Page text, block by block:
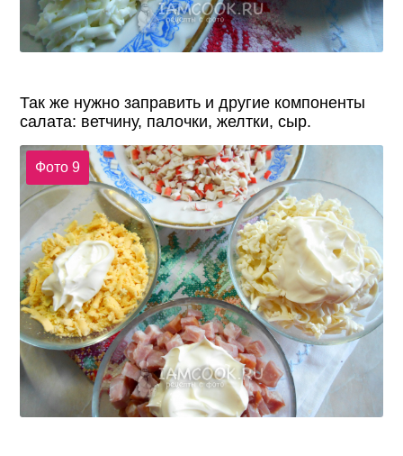
Так же нужно заправить и другие компоненты
салата: ветчину, палочки, желтки, сыр.
Фото 9